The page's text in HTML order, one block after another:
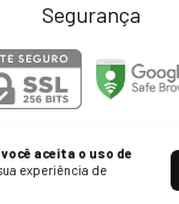
você aceita o uso de
experiência de
Segurança
personalidade -